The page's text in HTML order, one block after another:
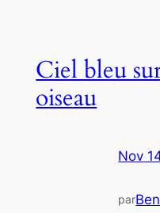
Ciel bleu
oiseau
Nov
par